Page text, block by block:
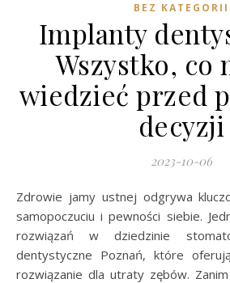
BEZ KATEGORII
Implanty
Wszystko, co
wiedzieć przed
decyzji
2023-10-06
Zdrowie jamy ustnej odgrywa kluczową rolę w ogólnym
samopoczuciu i pewności siebie.
rozwiązań w dziedzinie
dentystyczne Poznań, które
rozwiązanie dla utraty zębów.